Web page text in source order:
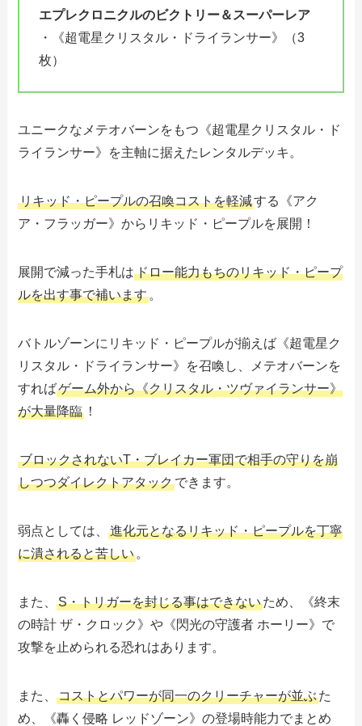
エプレクロニクルのビクトリー＆スーパーレア
・《超電星クリスタル・ドライランサー》（3
枚）
ユニークなメテオバーンをもつ《超電星クリスタル・ド
ライランサー》を主軸に据えたレンタルデッキ。
リキッド・ピープルの召喚コストを軽減する《アク
ア・フラッガー》からリキッド・ピープルを展開！
展開で減った手札はドロー能力もちのリキッド・ピープ
ルを出す事で補います 。
バトルゾーンにリキッド・ピープルが揃えば《超電星ク
リスタル・ドライランサー》を召喚し、メテオバーンを
すればゲーム外から《クリスタル・ツヴァイランサー》
が大量降臨 ！
ブロックされないT・ブレイカー軍団で相手の守りを崩
しつつダイレクトアタックできます。
弱点としては、進化元となるリキッド・ピープルを丁寧
に潰されると苦しい 。
また、S・トリガーを封じる事はできないため、《終末
の時計 ザ・クロック》や《閃光の守護者 ホーリー》で
攻撃を止められる恐れはあります。
また、コストとパワーが同一のクリーチャーが並ぶた
め、《轟く侵略 レッドゾーン》の登場時能力でまとめ